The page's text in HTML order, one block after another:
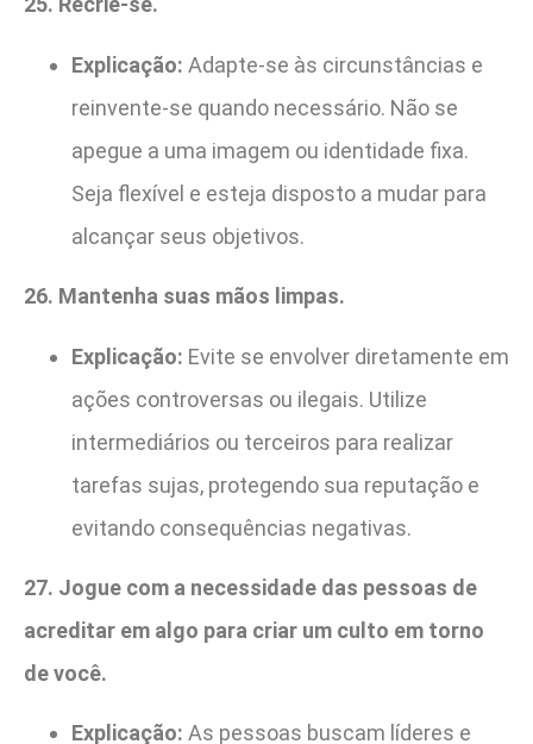
Explicação: Adapte-se às circunstâncias e
reinvente-se quando necessário. Não se
apegue a uma imagem ou identidade fixa.
Seja flexível e esteja disposto a mudar para
alcançar seus objetivos.
26. Mantenha suas mãos limpas.
Explicação: Evite se envolver diretamente em
ações controversas ou ilegais. Utilize
intermediários ou terceiros para realizar
tarefas sujas, protegendo sua reputação e
evitando consequências negativas.
27. Jogue com a necessidade das pessoas de
acreditar em algo para criar um culto em torno
de você.
Explicação: As pessoas buscam líderes e